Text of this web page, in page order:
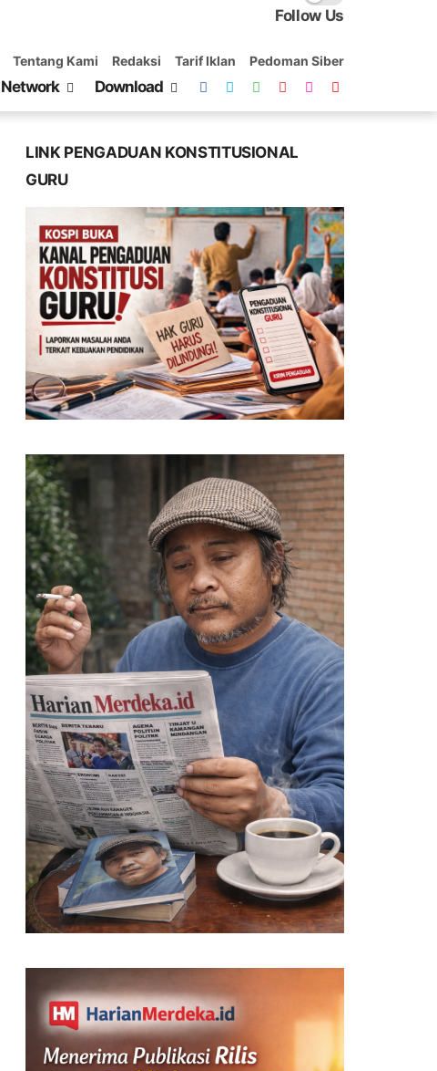
Follow Us
Tentang Kami Redaksi Tarif Iklan Pedoman Siber
Network Download
LINK PENGADUAN KONSTITUSIONAL
GURU